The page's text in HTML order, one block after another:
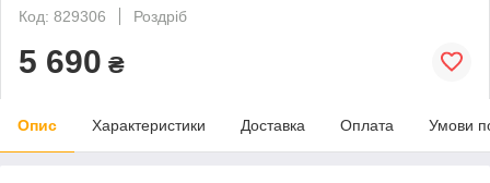
Код: 829306
Роздріб
5 690 ₴
Опис Характеристики Доставка Оплата Умови